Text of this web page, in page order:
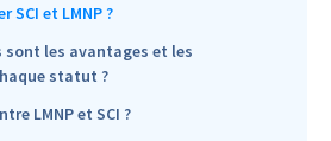
SCI et LMNP ?
sont les avantages et les
statut ?
LMNP et SCI ?